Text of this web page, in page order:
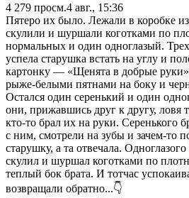
4 279 просм.4 авг., 15:36
Пятеро их было. Лежали в коробке
скулили и шуршали коготками по
нормальных и один одноглазый. Трех
успела старушка встать на углу и
картонку — «Щенята в добрые
рыже-белыми пятнами на боку и
Остался один серенький и один
они, прижавшись друг к другу, ловя
кто-то брал их на руки. Серенького
с ним, смотрели на зубы и зачем-то
старушку, а та отвечала.
скулил и шуршал коготками по
теплый бок брата. И тотчас
возвращали обратно...👇